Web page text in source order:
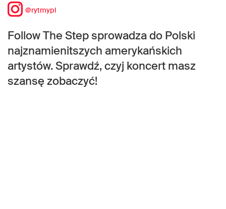
@rytmypl
Follow The Step sprowadza do Polski
najznamienitszych amerykańskich
artystów. Sprawdź, czyj koncert masz
szansę zobaczyć!